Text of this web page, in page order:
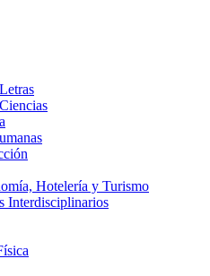
Hotelería y Turismo
Interdisciplinarios